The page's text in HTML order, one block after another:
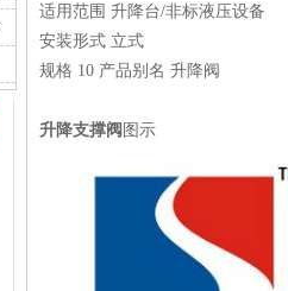
适用范围 升降台/非标液压设备
安装形式 立式
规格 10 产品别名 升降阀
升降支撑阀 图示